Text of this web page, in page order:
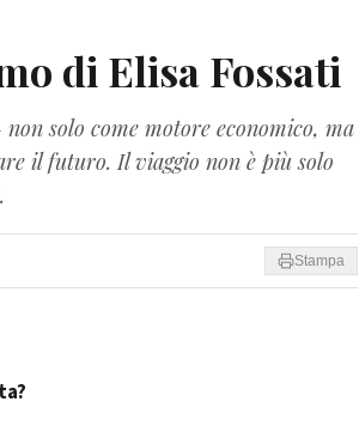
di Elisa Fossati
solo come motore economico, ma
il futuro. Il viaggio non è più solo
Stampa